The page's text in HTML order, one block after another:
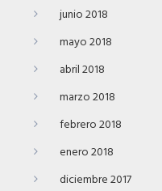
junio 2018
mayo 2018
abril 2018
marzo 2018
febrero 2018
enero 2018
diciembre 2017